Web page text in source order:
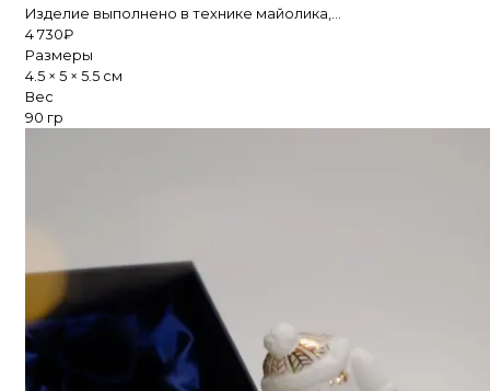
Изделие выполнено в технике майолика,...
4 730₽
Размеры
4.5 × 5 × 5.5 см
Вес
90 гр